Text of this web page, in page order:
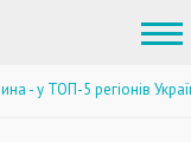
- у ТОП-5 регіонів